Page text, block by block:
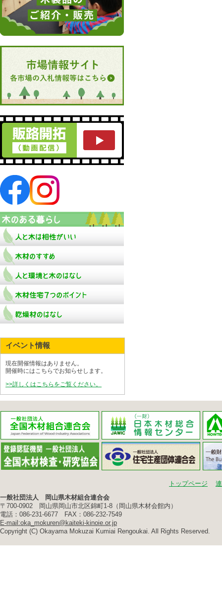
イベント情報
現在開催情報はありません。
開催時にはこちらでお知らせします。
>>詳しくはこちらをご覧ください。
トップページ
一般社団法人 岡山県木材組合連合会
〒700-0902 岡山県岡山市北区錦町1-8（岡山県木材会館内）
電話：086-231-6677 FAX：086-232-7549
E-mail:oka_mokuren@kaiteki-kinoie.or.jp
Copyright (C) Okayama Mokuzai Kumiai Rengoukai. All Rights Reserved.